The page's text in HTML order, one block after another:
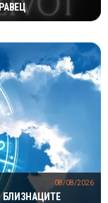
БЛИЗНАЦИТЕ
08/08/2026